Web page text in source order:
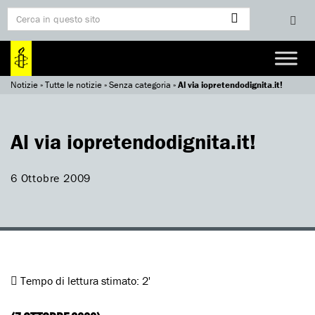
Notizie»Tutte le notizie»Senza categoria »Al via iopretendodignita.it!
Al via iopretendodignita.it!
6 Ottobre 2009
Tempo di lettura stimato: 2'